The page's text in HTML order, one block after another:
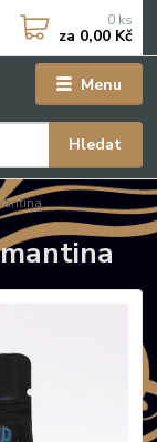
Menu
Hledat
0 ks
za 0,00 Kč